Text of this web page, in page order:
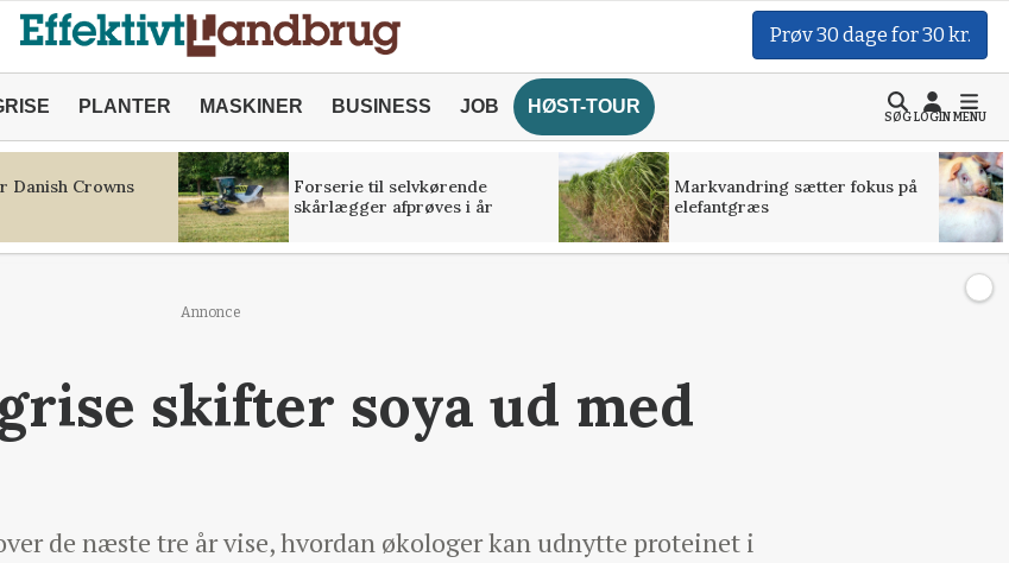
Prøv 30 dage for 30 kr.
PLANTER MASKINER BUSINESS JOB HØST-TOUR
SØGLOGINMENU
Danish Crowns
Forserie til selvkørende
skårlægger afprøves i år
Markvandring sætter fokus på
elefantgræs
Annonce
skifter soya ud med
de næste tre år vise, hvordan økologer kan udnytte proteinet i